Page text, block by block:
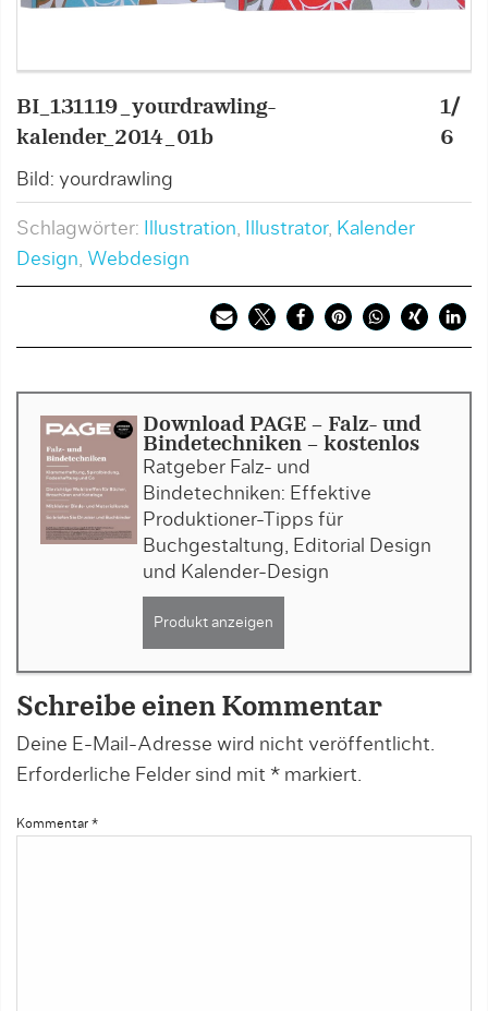
BI_131119_yourdrawling-
kalender_2014_01b
Bild: yourdrawling
1/
6
Schlagwörter: Illustration, Illustrator, Kalender
Design, Webdesign
Download PAGE - Falz- und
Bindetechniken - kostenlos
Ratgeber Falz- und
Bindetechniken: Effektive
Produktioner-Tipps für
Buchgestaltung, Editorial Design
und Kalender-Design
Produkt anzeigen
Schreibe einen Kommentar
Deine E-Mail-Adresse wird nicht veröffentlicht.
Erforderliche Felder sind mit * markiert.
Kommentar *